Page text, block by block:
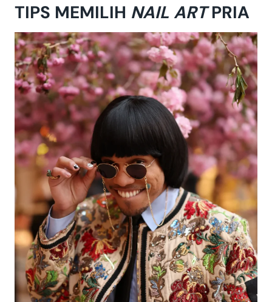
TIPS MEMILIH NAIL ARTPRIA